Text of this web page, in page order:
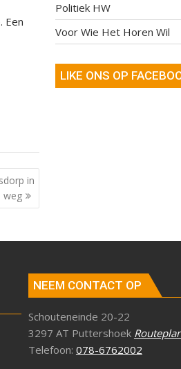
Een
in
weg
Politiek HW
Voor Wie Het Horen Wil
LIKE ONS OP
NEEM CONTACT OP
Schouteneinde 20-22
3297 AT Puttershoek
Telefoon: 078-6762002